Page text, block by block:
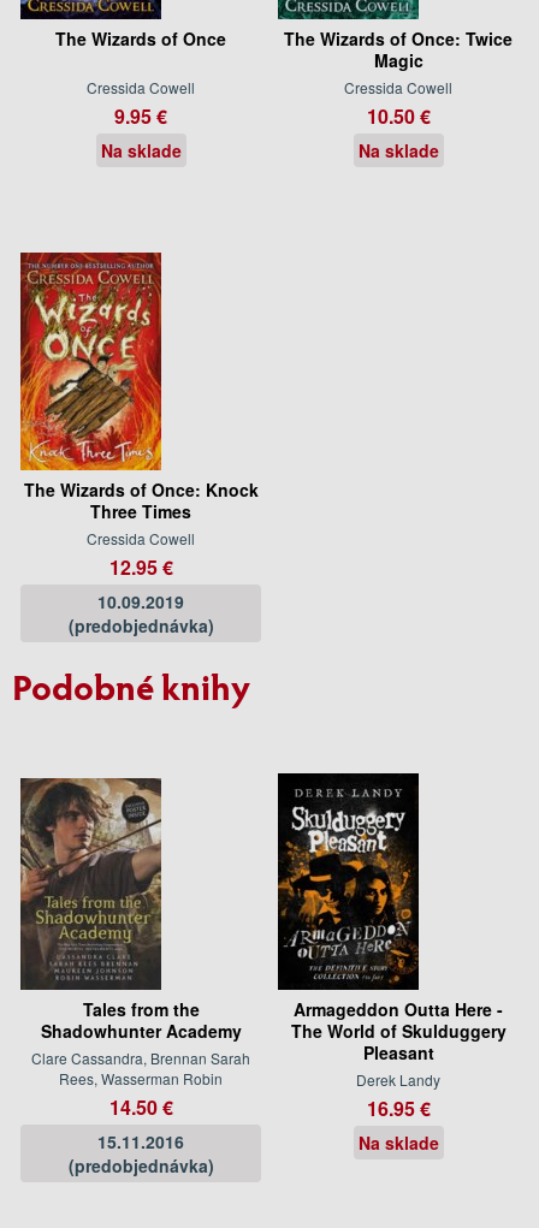
The Wizards of Once
Cressida Cowell
9.95 €
Na sklade
The Wizards of Once: Twice
Magic
Cressida Cowell
10.50 €
Na sklade
The Wizards of Once: Knock
Three Times
Cressida Cowell
12.95 €
10.09.2019
(predobjednávka)
Podobné knihy
Tales from the
Shadowhunter Academy
Clare Cassandra, Brennan Sarah
Rees, Wasserman Robin
14.50 €
15.11.2016
(predobjednávka)
Armageddon Outta Here -
The World of Skulduggery
Pleasant
Derek Landy
16.95 €
Na sklade